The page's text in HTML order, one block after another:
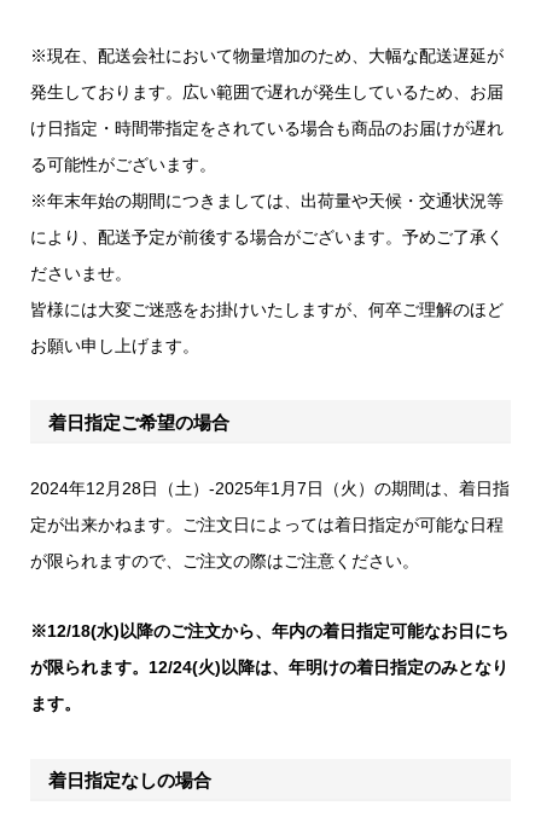
※現在、配送会社において物量増加のため、大幅な配送遅延が
発生しております。広い範囲で遅れが発生しているため、お届
け日指定・時間帯指定をされている場合も商品のお届けが遅れ
る可能性がございます。
※年末年始の期間につきましては、出荷量や天候・交通状況等
により、配送予定が前後する場合がございます。予めご了承く
ださいませ。
皆様には大変ご迷惑をお掛けいたしますが、何卒ご理解のほど
お願い申し上げます。
着日指定ご希望の場合
2024年12月28日（土）-2025年1月7日（火）の期間は、着日指
定が出来かねます。ご注文日によっては着日指定が可能な日程
が限られますので、ご注文の際はご注意ください。
※12/18(水)以降のご注文から、年内の着日指定可能なお日にち
が限られます。12/24(火)以降は、年明けの着日指定のみとなり
ます。
着日指定なしの場合